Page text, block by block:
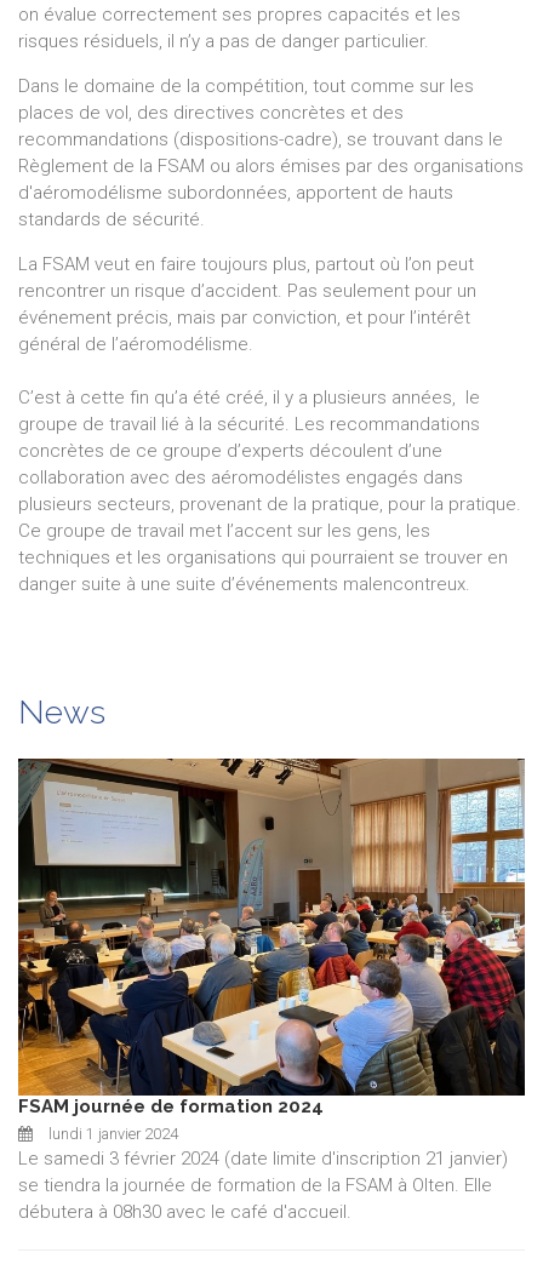
on évalue correctement ses propres capacités et les
risques résiduels, il n’y a pas de danger particulier.
Dans le domaine de la compétition, tout comme sur les
places de vol, des directives concrètes et des
recommandations (dispositions-cadre), se trouvant dans le
Règlement de la FSAM ou alors émises par des organisations
d'aéromodélisme subordonnées, apportent de hauts
standards de sécurité.
La FSAM veut en faire toujours plus, partout où l’on peut
rencontrer un risque d’accident. Pas seulement pour un
événement précis, mais par conviction, et pour l’intérêt
général de l’aéromodélisme.
C’est à cette fin qu’a été créé, il y a plusieurs années, le
groupe de travail lié à la sécurité. Les recommandations
concrètes de ce groupe d’experts découlent d’une
collaboration avec des aéromodélistes engagés dans
plusieurs secteurs, provenant de la pratique, pour la pratique.
Ce groupe de travail met l’accent sur les gens, les
techniques et les organisations qui pourraient se trouver en
danger suite à une suite d’événements malencontreux.
News
FSAM journée de formation 2024
lundi 1 janvier 2024
Le samedi 3 février 2024 (date limite d'inscription 21 janvier)
se tiendra la journée de formation de la FSAM à Olten. Elle
débutera à 08h30 avec le café d'accueil.